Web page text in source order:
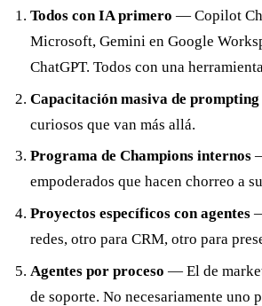
Todos con IA primero — Copilot
Microsoft, Gemini en Google
ChatGPT. Todos con una
Capacitación masiva de prompting
curiosos que van más allá.
Programa de Champions internos
empoderados que hacen chorreo a
Proyectos específicos con agentes—
redes, otro para CRM, otro para
Agentes por proceso — El de
de soporte. No necesariamente uno